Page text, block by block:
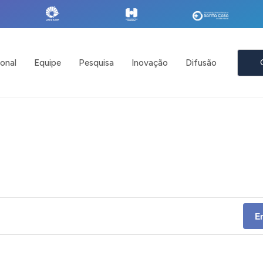
Equipe Pesquisa Inovação Difusão